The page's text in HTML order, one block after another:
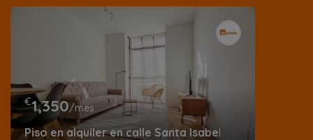
€1,350/mes
Piso en alquiler en calle Santa Isabel